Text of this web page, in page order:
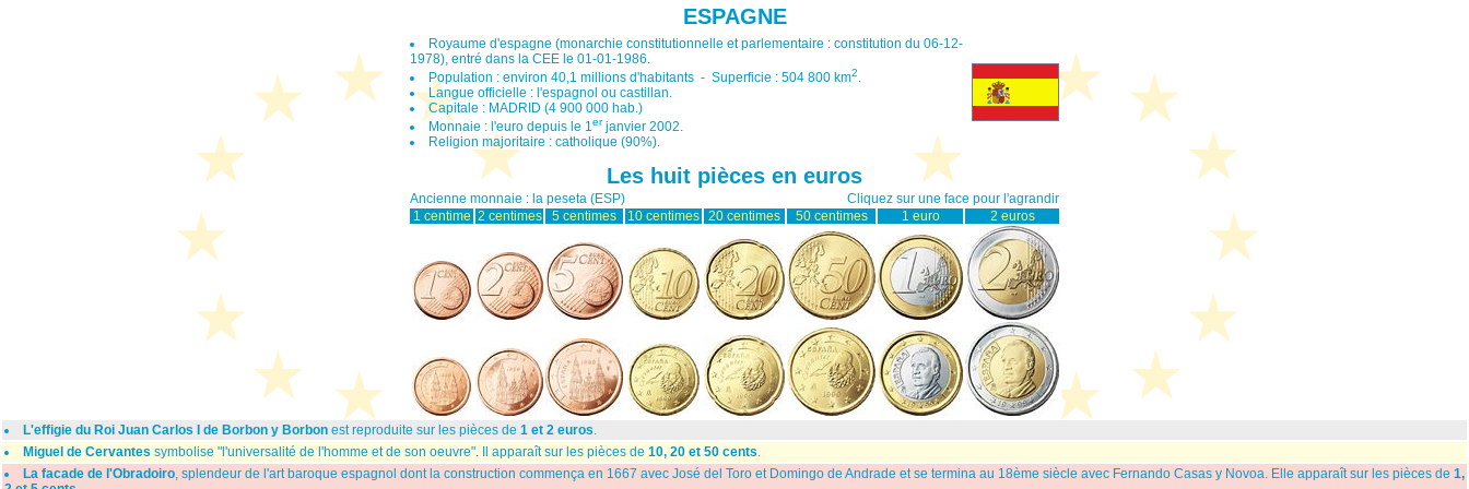
ESPAGNE
Royaume d'espagne (monarchie constitutionnelle et parlementaire : constitution du 06-12-
1978), entré dans la CEE le 01-01-1986.
Population : environ 40,1 millions d'habitants - Superficie : 504 800 km2.
Langue officielle : l'espagnol ou castillan.
Capitale : MADRID (4 900 000 hab.)
Monnaie : l'euro depuis le 1er janvier 2002.
Religion majoritaire : catholique (90%).
Les huit pièces en euros
Ancienne monnaie : la peseta (ESP)
Cliquez sur une face pour l'agrandir
1 centime 2 centimes 5 centimes 10 centimes 20 centimes 50 centimes 1 euro 2 euros
L'effigie du Roi Juan Carlos I de Borbon y Borbon est reproduite sur les pièces de 1 et 2 euros.
Miguel de Cervantes symbolise "l'universalité de l'homme et de son oeuvre". Il apparaît sur les pièces de 10, 20 et 50 cents.
La facade de l'Obradoiro, splendeur de l'art baroque espagnol dont la construction commença en 1667 avec José del Toro et Domingo de Andrade et se termina au 18ème siècle avec Fernando Casas y Novoa. Elle apparaît sur les pièces de 1,